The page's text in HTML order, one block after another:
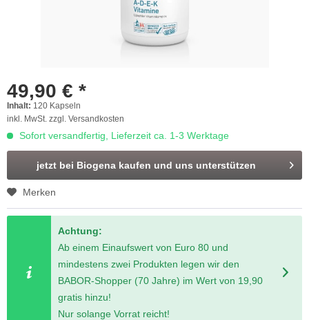
49,90 € *
Inhalt: 120 Kapseln
inkl. MwSt. zzgl. Versandkosten
Sofort versandfertig, Lieferzeit ca. 1-3 Werktage
jetzt bei Biogena kaufen und uns unterstützen
Merken
Achtung:
Ab einem Einaufswert von Euro 80 und
mindestens zwei Produkten legen wir den
BABOR-Shopper (70 Jahre) im Wert von 19,90
gratis hinzu!
Nur solange Vorrat reicht!